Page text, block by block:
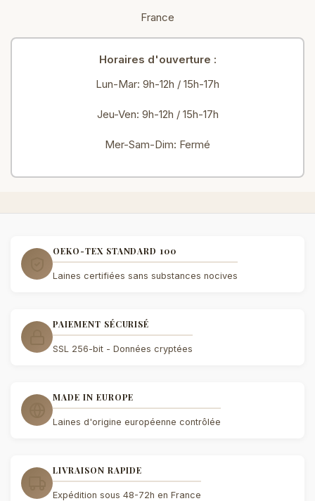
France
Horaires d'ouverture :
Lun-Mar: 9h-12h / 15h-17h
Jeu-Ven: 9h-12h / 15h-17h
Mer-Sam-Dim: Fermé
OEKO-TEX STANDARD 100
Laines certifiées sans substances nocives
PAIEMENT SÉCURISÉ
SSL 256-bit - Données cryptées
MADE IN EUROPE
Laines d'origine européenne contrôlée
LIVRAISON RAPIDE
Expédition sous 48-72h en France